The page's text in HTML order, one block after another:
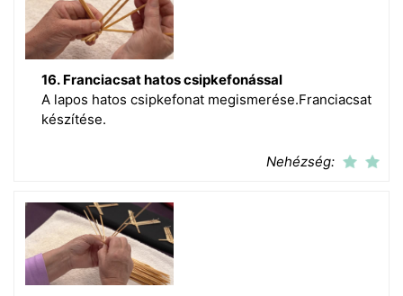
16. Franciacsat hatos csipkefonással
A lapos hatos csipkefonat megismerése.Franciacsat
készítése.
Nehézség: